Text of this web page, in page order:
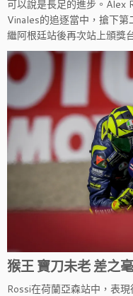
可以說是長足的進步。Alex
Vinales的追逐當中，搶下
繼阿根廷站後再次站上頒獎
猴王 寶刀未老 差之
Rossi在荷蘭亞森站中，表